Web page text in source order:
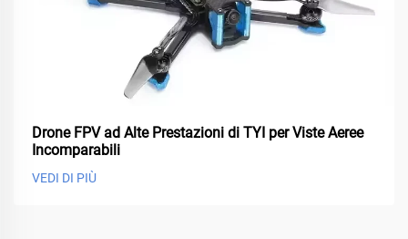
Drone FPV ad Alte Prestazioni di TYI per Viste Aeree
Incomparabili
VEDI DI PIÙ